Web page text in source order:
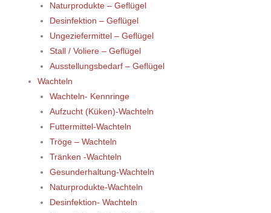
Naturprodukte – Geflügel
Desinfektion – Geflügel
Ungeziefermittel – Geflügel
Stall / Voliere – Geflügel
Ausstellungsbedarf – Geflügel
Wachteln
Wachteln- Kennringe
Aufzucht (Küken)-Wachteln
Futtermittel-Wachteln
Tröge – Wachteln
Tränken -Wachteln
Gesunderhaltung-Wachteln
Naturprodukte-Wachteln
Desinfektion- Wachteln